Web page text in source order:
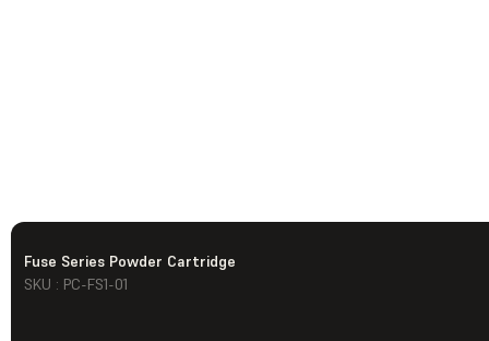
Fuse Series Powder Cartridge
SKU : PC-FS1-01